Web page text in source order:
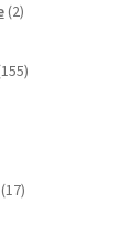
2izdelka
155izdelkov
17izdelkov